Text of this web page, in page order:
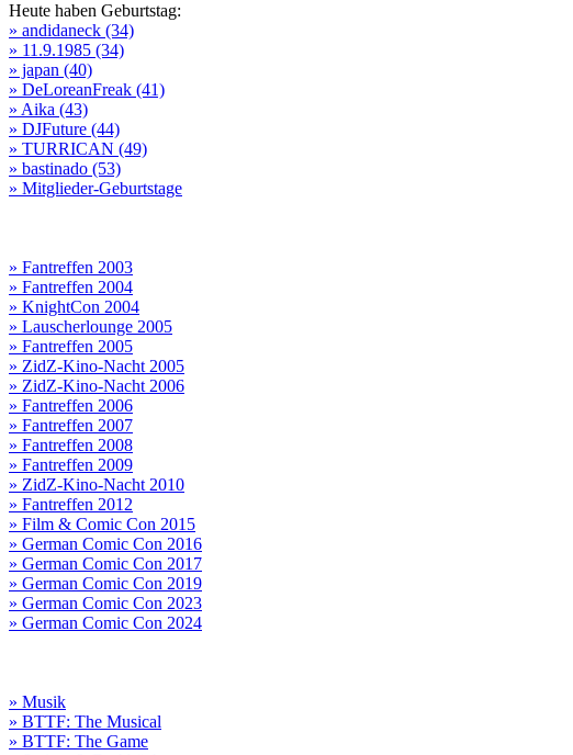
Heute haben Geburtstag:
» andidaneck (34)
» 11.9.1985 (34)
» japan (40)
» DeLoreanFreak (41)
» Aika (43)
» DJFuture (44)
» TURRICAN (49)
» bastinado (53)
» Mitglieder-Geburtstage
» Fantreffen 2003
» Fantreffen 2004
» KnightCon 2004
» Lauscherlounge 2005
» Fantreffen 2005
» ZidZ-Kino-Nacht 2005
» ZidZ-Kino-Nacht 2006
» Fantreffen 2006
» Fantreffen 2007
» Fantreffen 2008
» Fantreffen 2009
» ZidZ-Kino-Nacht 2010
» Fantreffen 2012
» Film & Comic Con 2015
» German Comic Con 2016
» German Comic Con 2017
» German Comic Con 2019
» German Comic Con 2023
» German Comic Con 2024
» Musik
» BTTF: The Musical
» BTTF: The Game